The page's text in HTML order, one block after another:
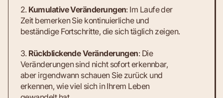
2. Kumulative Veränderungen: Im Laufe der
Zeit bemerken Sie kontinuierliche und
beständige Fortschritte, die sich täglich zeigen.
3. Rückblickende Veränderungen: Die
Veränderungen sind nicht sofort erkennbar,
aber irgendwann schauen Sie zurück und
erkennen, wie viel sich in Ihrem Leben